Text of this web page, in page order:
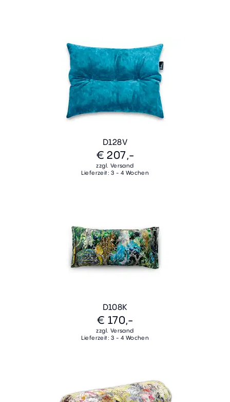
D128V
€ 207,-
zzgl. Versand
Lieferzeit: 3 - 4 Wochen
D108K
€ 170,-
zzgl. Versand
Lieferzeit: 3 - 4 Wochen